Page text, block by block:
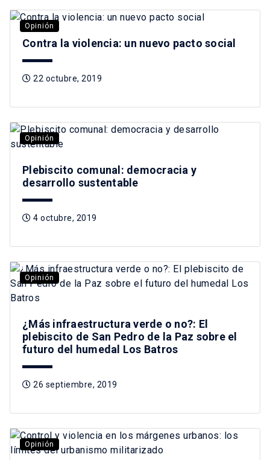
Opinión
Contra la violencia: un nuevo pacto social
22 octubre, 2019
Opinión
Plebiscito comunal: democracia y
desarrollo sustentable
4 octubre, 2019
Opinión
¿Más infraestructura verde o no?: El
plebiscito de San Pedro de la Paz sobre el
futuro del humedal Los Batros
26 septiembre, 2019
Opinión